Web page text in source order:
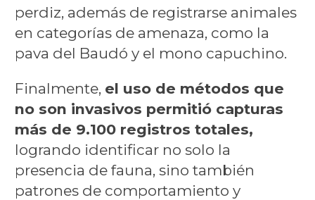
perdiz, además de registrarse animales
en categorías de amenaza, como la
pava del Baudó y el mono capuchino.
Finalmente, el uso de métodos que
no son invasivos permitió capturas
más de 9.100 registros totales,
logrando identificar no solo la
presencia de fauna, sino también
patrones de comportamiento y